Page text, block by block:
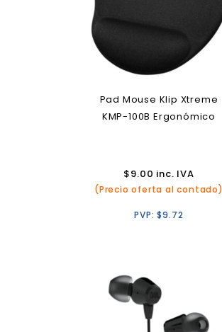
Pad Mouse Klip Xtreme
KMP-100B Ergonómico
$9.00 inc. IVA
(Precio oferta al contado)
PVP:$9.72